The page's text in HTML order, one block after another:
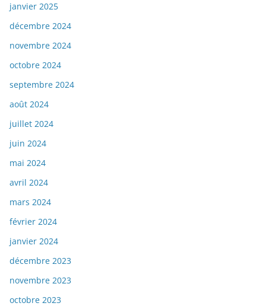
janvier 2025
décembre 2024
novembre 2024
octobre 2024
septembre 2024
août 2024
juillet 2024
juin 2024
mai 2024
avril 2024
mars 2024
février 2024
janvier 2024
décembre 2023
novembre 2023
octobre 2023